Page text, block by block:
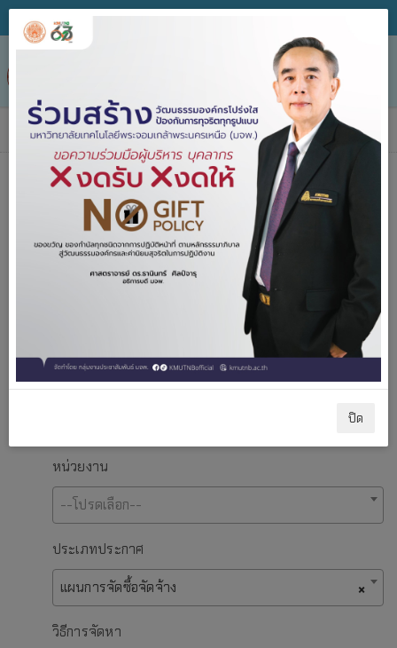
ข่าวประกาศจัดซื้อจัดจ้าง
ประกาศจัด
ซื้อจัดจ้าง 2557-2567
คำค้น
หน่วยงาน
--โปรดเลือก--
ประเภทประกาศ
×
แผนการจัดซื้อจัดจ้าง
วิธีการจัดหา
ปิด